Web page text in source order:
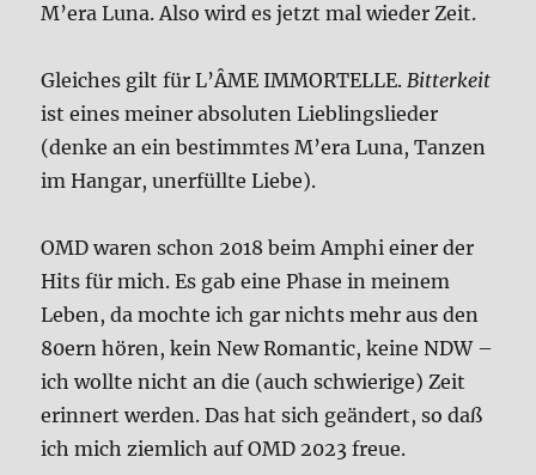
M’era Luna. Also wird es jetzt mal wie­der Zeit.
Glei­ches gilt für L’Â­ME IMMOR­TEL­LE.Bit­ter­keit
ist eines mei­ner abso­lu­ten Lieb­lings­lie­der
(den­ke an ein bestimm­tes M’era Luna, Tan­zen
im Han­gar, uner­füll­te Lie­be).
OMD waren schon 2018 beim Amphi einer der
Hits für mich. Es gab eine Pha­se in mei­nem
Leben, da moch­te ich gar nichts mehr aus den
80ern hören, kein New Roman­tic, kei­ne NDW –
ich woll­te nicht an die (auch schwie­ri­ge) Zeit
erin­nert wer­den. Das hat sich geän­dert, so daß
ich mich ziem­lich auf OMD 2023 freue.